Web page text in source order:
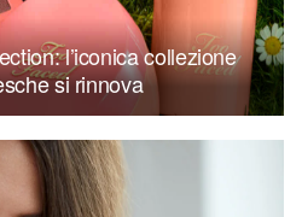
l’iconica collezione
si rinnova